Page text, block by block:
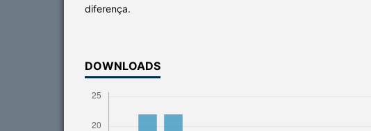
diferença.
DOWNLOADS